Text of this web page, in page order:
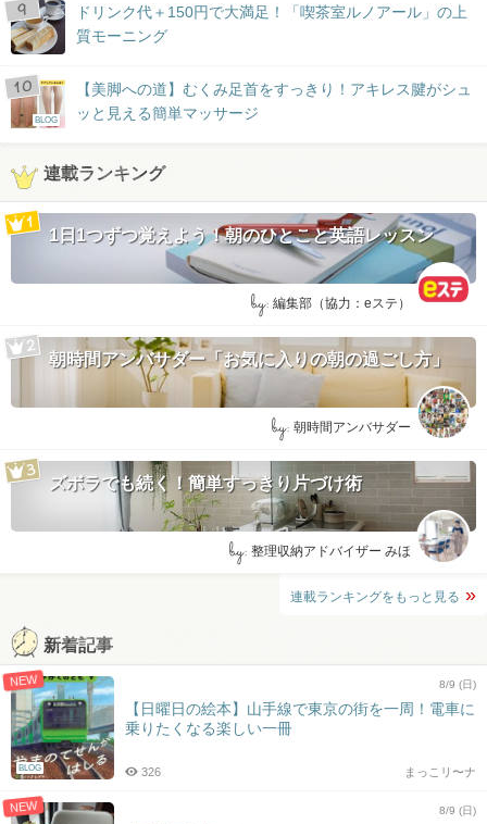
ドリンク代＋150円で大満足！「喫茶室ルノアール」の上
質モーニング
BLOG
【美脚への道】むくみ足首をすっきり！アキレス腱がシュ
ッと見える簡単マッサージ
連載ランキング
1日1つずつ覚えよう！朝のひとこと英語レッスン
by: 編集部（協力：eステ）
朝時間アンバサダー「お気に入りの朝の過ごし方」
by: 朝時間アンバサダー
ズボラでも続く！簡単すっきり片づけ術
by: 整理収納アドバイザー みほ
連載ランキングをもっと見る
新着記事
NEW
BLOG
8/9 (日)
【日曜日の絵本】山手線で東京の街を一周！電車に
乗りたくなる楽しい一冊
まっこリ〜ナ
326
NEW 8/9 (日)